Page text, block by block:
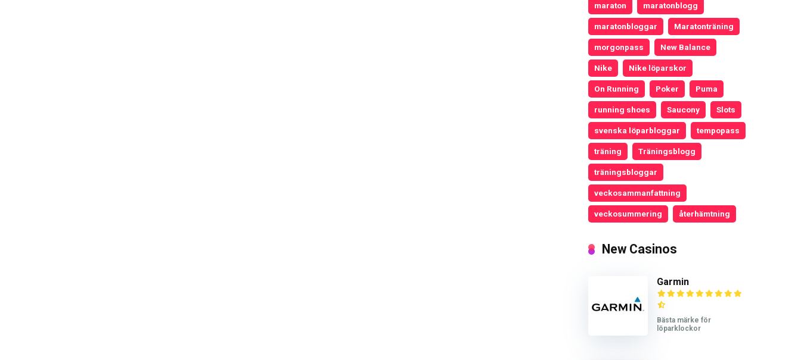
maraton maratonblogg
maratonbloggar Maratonträning
morgonpass New Balance
Nike Nike löparskor
On Running Poker Puma
running shoes Saucony Slots
svenska löparbloggar tempopass
träning Träningsblogg
träningsbloggar
veckosammanfattning
veckosummering återhämtning
New Casinos
Garmin
Bästa märke för
löparklockor